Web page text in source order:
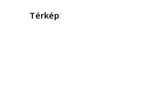
Térkép: